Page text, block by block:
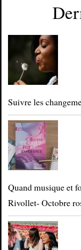
Suivre les
Quand musique et
Rivollet- Octobre